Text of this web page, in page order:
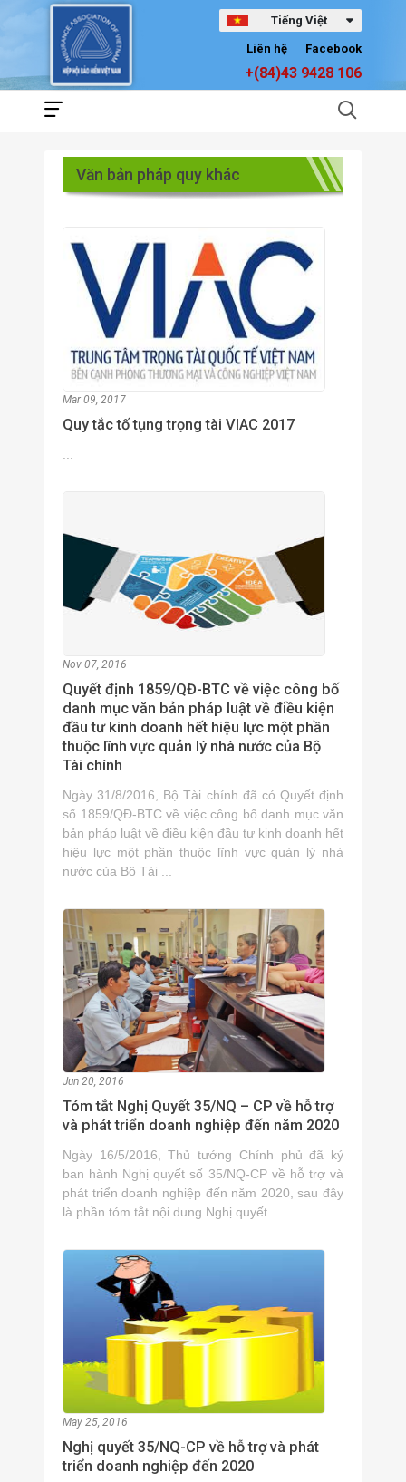
Tiếng Việt
Facebook
Liên hệ
+(84)43 9428 106
Văn bản pháp quy khác
Mar 09, 2017
Quy tắc tố tụng trọng tài VIAC 2017
Nov 07, 2016
Quyết định 1859/QĐ-BTC về việc công bố
danh mục văn bản pháp luật về điều kiện
đầu tư kinh doanh hết hiệu lực một phần
thuộc lĩnh vực quản lý nhà nước của Bộ
Tài chính
Ngày 31/8/2016, Bộ Tài chính đã có Quyết định
số 1859/QĐ-BTC về việc công bố danh mục văn
bản pháp luật về điều kiện đầu tư kinh doanh hết
hiệu lực một phần thuộc lĩnh vực quản lý nhà
nước của Bộ Tài ...
Jun 20, 2016
Tóm tắt Nghị Quyết 35/NQ – CP về hỗ trợ
và phát triển doanh nghiệp đến năm 2020
Ngày 16/5/2016, Thủ tướng Chính phủ đã ký
ban hành Nghị quyết số 35/NQ-CP về hỗ trợ và
phát triển doanh nghiệp đến năm 2020, sau đây
là phần tóm tắt nội dung Nghị quyết. ...
May 25, 2016
Nghị quyết 35/NQ-CP về hỗ trợ và phát
triển doanh nghiệp đến 2020